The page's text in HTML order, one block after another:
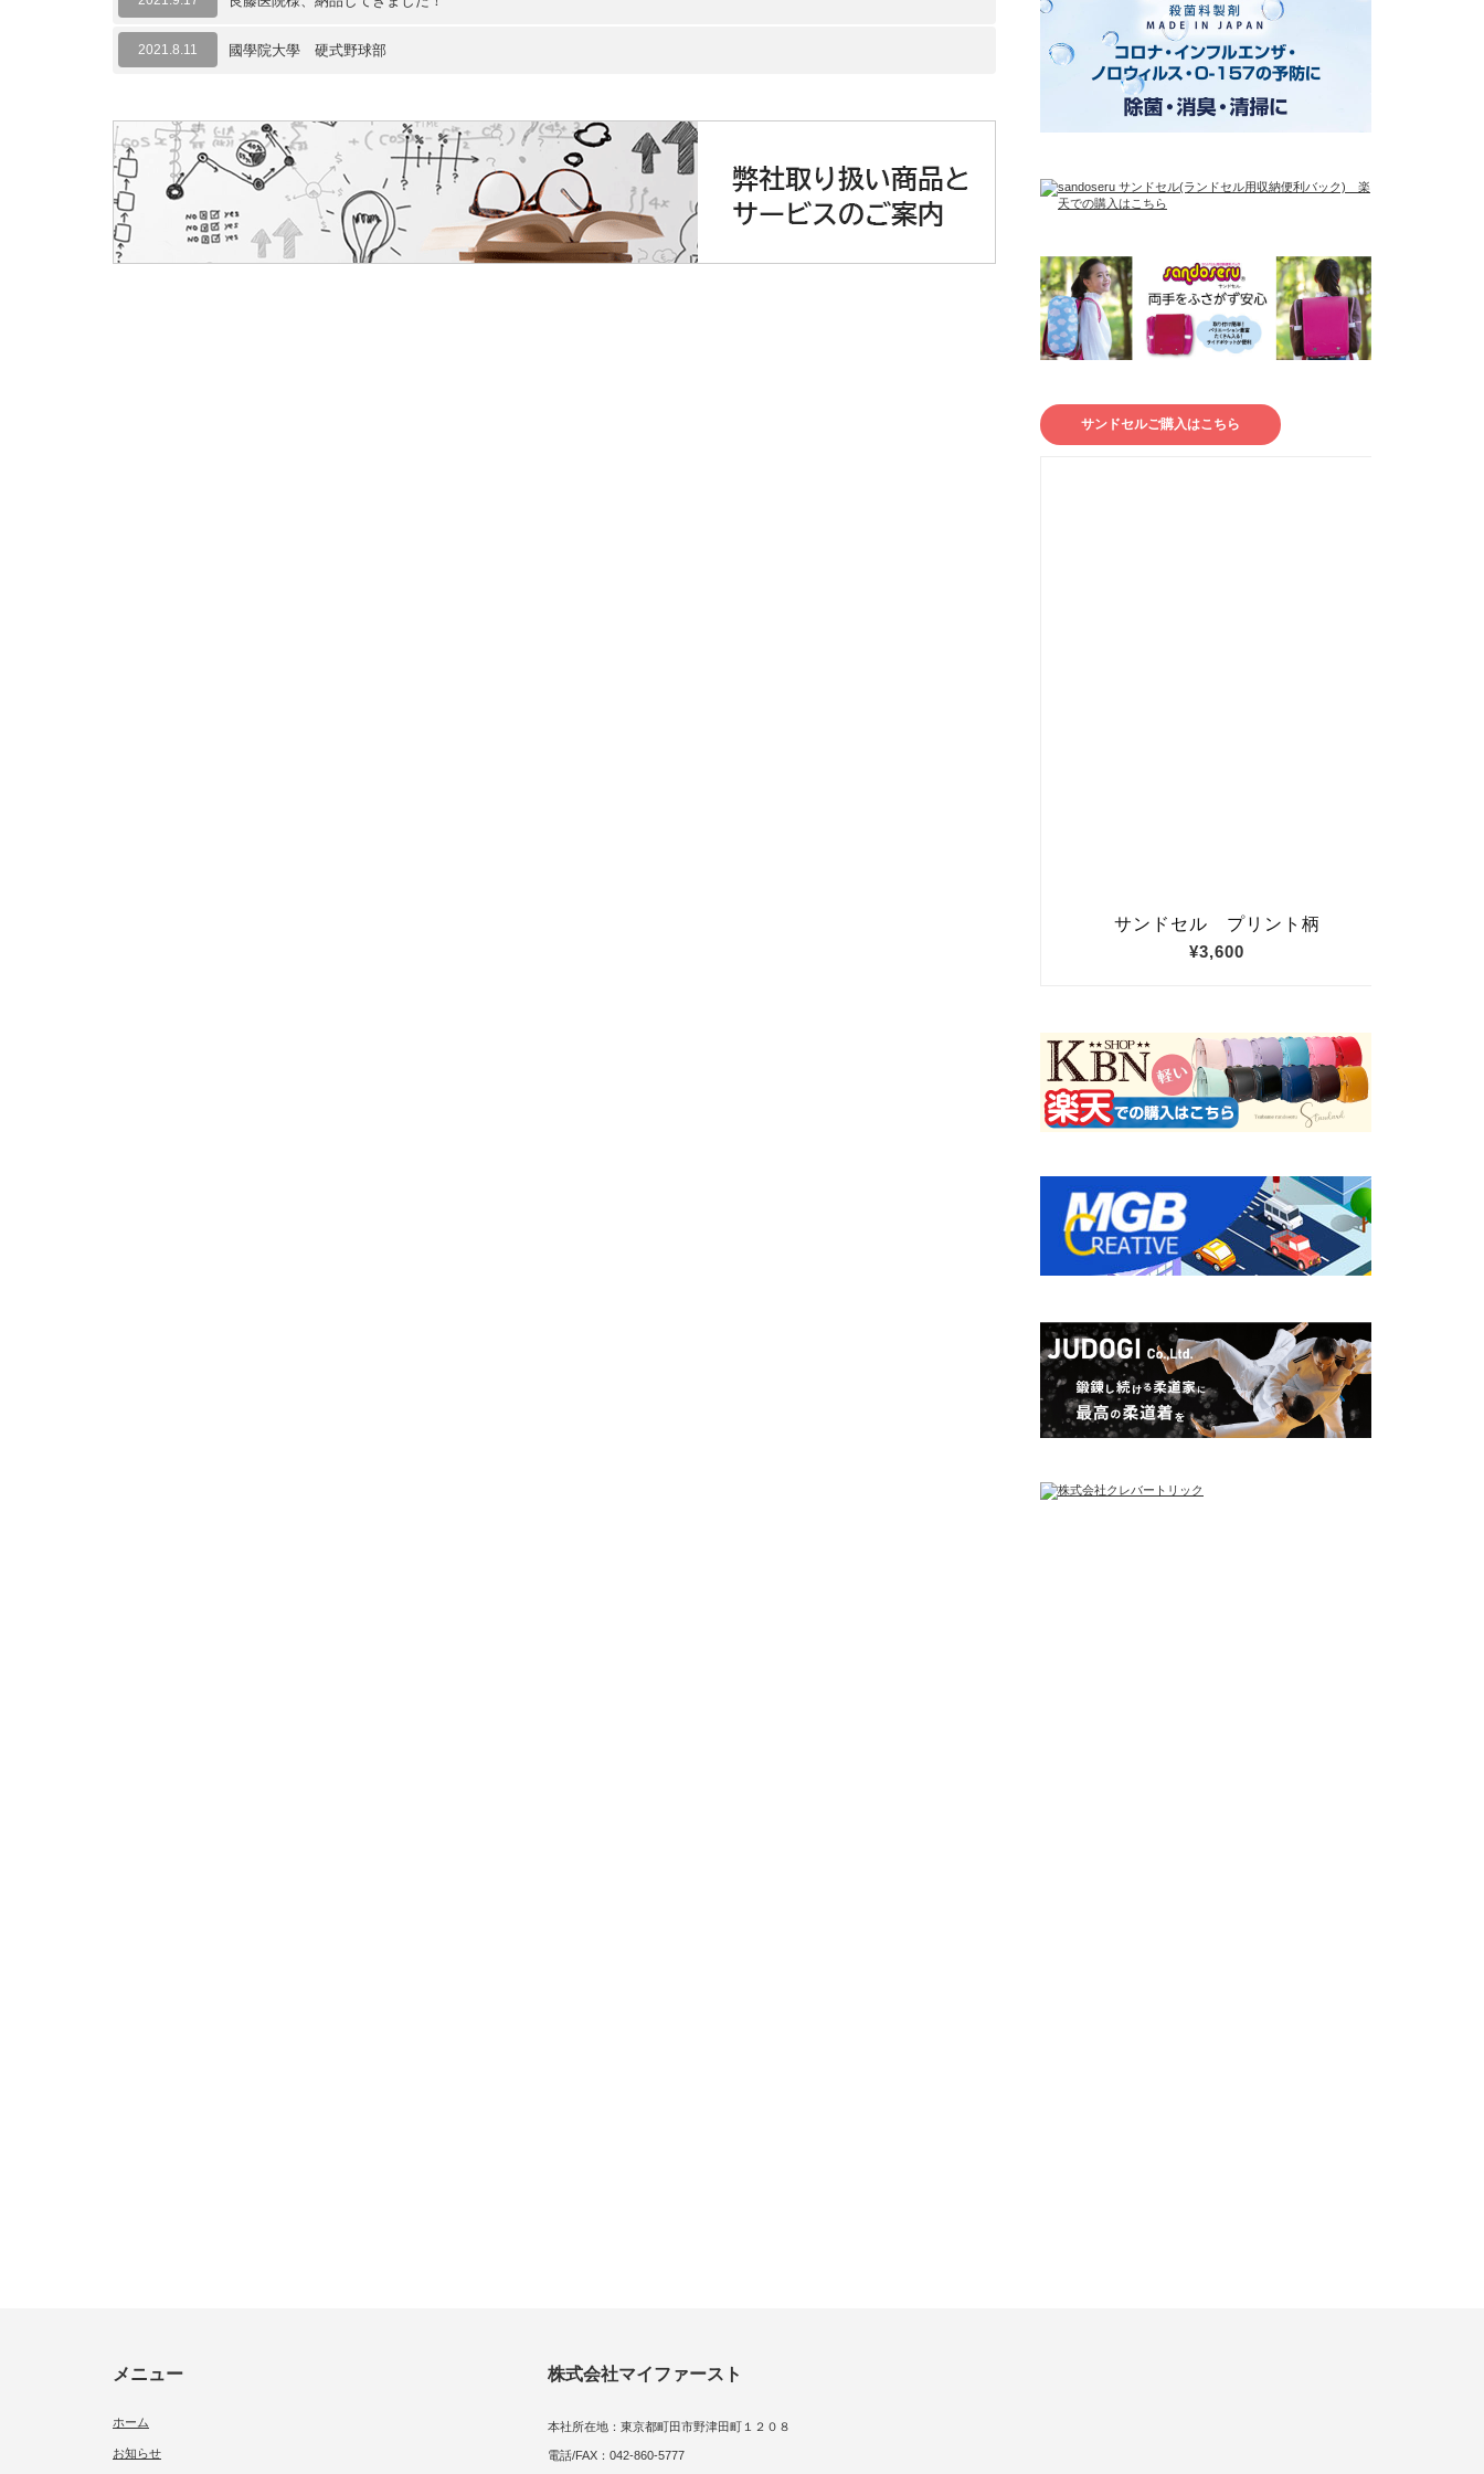
2021.8.11 國學院大學 硬式野球部
サンドセルご購入はこちら
メニュー
ホーム
お知らせ
株式会社マイファースト
本社所在地：東京都町田市野津田町１２０８
電話/FAX：042-860-5777